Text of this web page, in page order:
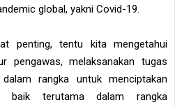
global, yakni Covid-19.
penting, tentu kita mengetahui
pengawas, melaksanakan tugas
rangka untuk menciptakan
baik terutama dalam rangka